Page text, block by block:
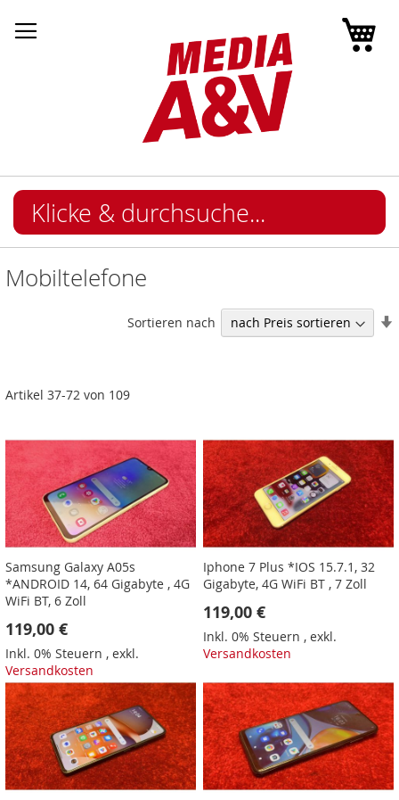
Mobiltelefone
Artikel 37-72 von 109
Sortieren nach
Samsung Galaxy A05s
*ANDROID 14, 64 Gigabyte , 4G
WiFi BT, 6 Zoll
119,00 €
Inkl. 0% Steuern , exkl.
Versandkosten
Iphone 7 Plus *IOS 15.7.1, 32
Gigabyte, 4G WiFi BT , 7 Zoll
119,00 €
Inkl. 0% Steuern ,exkl.
Versandkosten